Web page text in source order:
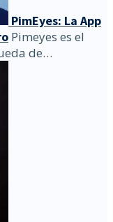
PimEyes: La App
Pimeyes es el
de…